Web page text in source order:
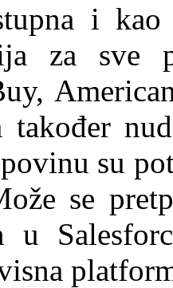
i kao
za sve
također
su
se
u